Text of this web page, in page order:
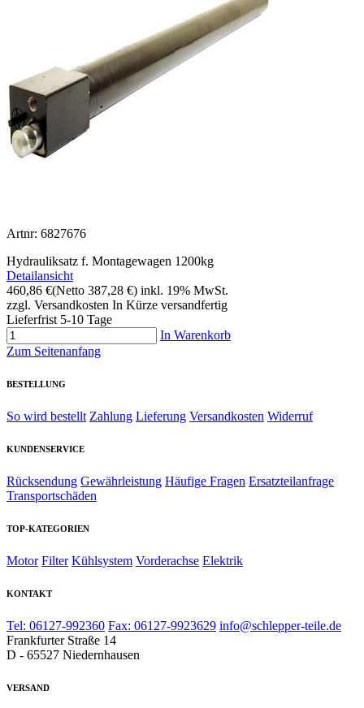
Artnr: 6827676
Hydrauliksatz f. Montagewagen 1200kg
Detailansicht
460,86 €(Netto 387,28 €) inkl. 19% MwSt.
zzgl. Versandkosten In Kürze versandfertig
Lieferfrist 5-10 Tage
In Warenkorb
Zum Seitenanfang
BESTELLUNG
So wird bestellt Zahlung Lieferung Versandkosten Widerruf
KUNDENSERVICE
Rücksendung Gewährleistung Häufige Fragen Ersatzteilanfrage
Transportschäden
TOP-KATEGORIEN
Motor Filter Kühlsystem Vorderachse Elektrik
KONTAKT
Tel: 06127-992360 Fax: 06127-9923629 info@schlepper-teile.de
Frankfurter Straße 14
D - 65527 Niedernhausen
VERSAND